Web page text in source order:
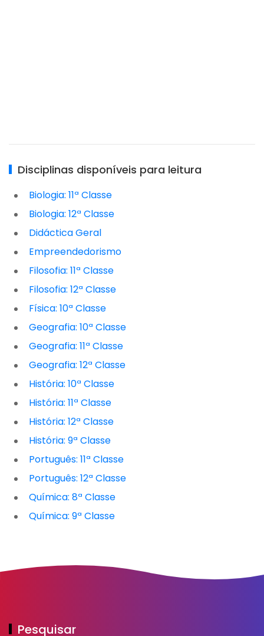
Disciplinas disponíveis para leitura
Biologia: 11ª Classe
Biologia: 12ª Classe
Didáctica Geral
Empreendedorismo
Filosofia: 11ª Classe
Filosofia: 12ª Classe
Física: 10ª Classe
Geografia: 10ª Classe
Geografia: 11ª Classe
Geografia: 12ª Classe
História: 10ª Classe
História: 11ª Classe
História: 12ª Classe
História: 9ª Classe
Português: 11ª Classe
Português: 12ª Classe
Química: 8ª Classe
Química: 9ª Classe
Pesquisar